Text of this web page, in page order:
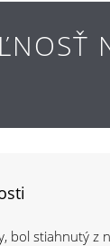
bol stiahnutý z